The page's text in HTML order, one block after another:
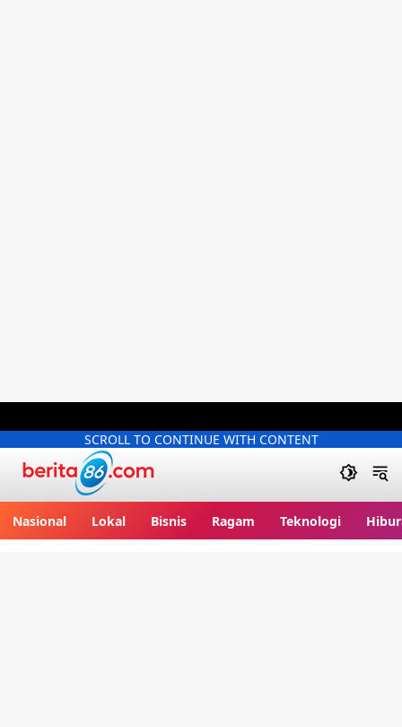
SCROLL TO CONTINUE WITH CONTENT
Nasional Lokal Bisnis Ragam Teknologi